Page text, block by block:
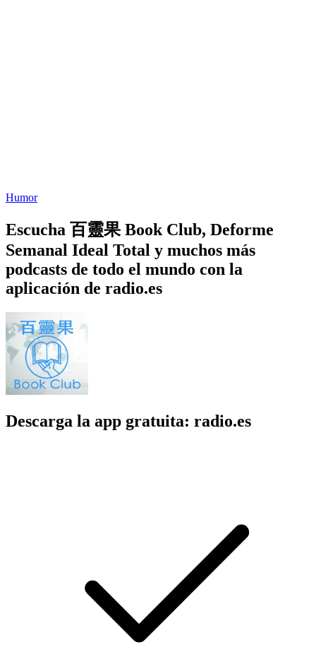
Humor
Escucha 百靈果 Book Club, Deforme
Semanal Ideal Total y muchos más
podcasts de todo el mundo con la
aplicación de radio.es
Descarga la app gratuita: radio.es